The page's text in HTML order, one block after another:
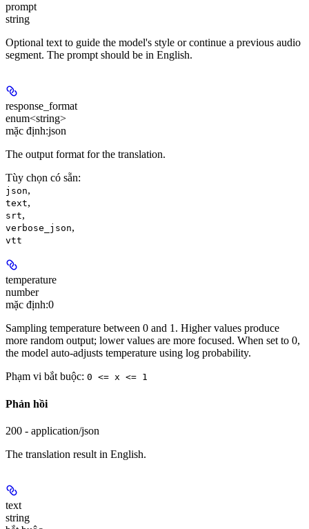
prompt
string
Optional text to guide the model's style or continue a previous audio
segment. The prompt should be in English.
response_format
enum<string>
mặc định:json
The output format for the translation.
Tùy chọn có sẵn:
json,
text,
srt,
verbose_json,
vtt
temperature
number
mặc định:0
Sampling temperature between 0 and 1. Higher values produce
more random output; lower values are more focused. When set to 0,
the model auto-adjusts temperature using log probability.
Phạm vi bắt buộc: 0 <= x <= 1
Phản hồi
200 - application/json
The translation result in English.
text
string